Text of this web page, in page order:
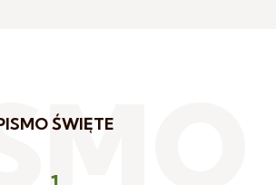
ŚWIĘTE